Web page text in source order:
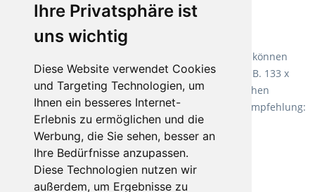
Ihre Privatsphäre ist
uns wichtig
Diese Website verwendet Cookies
und Targeting Technologien, um
Ihnen ein besseres Internet-
Erlebnis zu ermöglichen und die
Werbung, die Sie sehen, besser an
Ihre Bedürfnisse anzupassen.
Diese Technologien nutzen wir
außerdem, um Ergebnisse zu
Empfehlung:Wineo 1000 Multi Layer XXL.
Teppiche für ein angenehmes Laufgefühl
machen es schon lange vor. Sie können
Teppich in Ihrem gewünschten Sondermaß kaufen, z.B. 133 x
60cm. Vor allem in Schlafzimmern aufgrund der weichen
Oberfläche ein sehr beliebter Zusatzboden. Unsere Empfehlung:
Fletco Fluffy und Fletco Hermelin